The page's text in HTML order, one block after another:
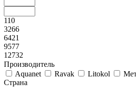
110
3266
6421
9577
12732
Производитель
Aquanet
Ravak Litokol
Страна